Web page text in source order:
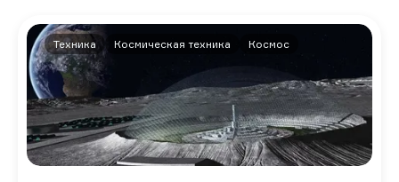
Техника Космическая техника Космос